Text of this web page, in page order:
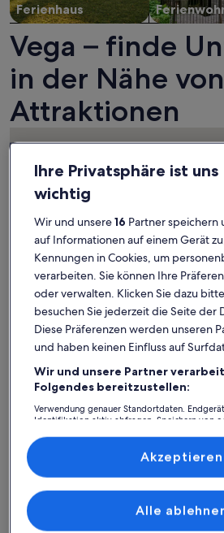
Ferienhaus
Vega – finde
in der Nähe
Attraktionen
Karte
Weitere Informationen zu Vega.
Ihre Privatsphäre ist uns
wichtig
Wir und unsere16 Partner
auf Informationen auf einem Gerät
Kennungen in Cookies, um
verarbeiten. Sie können Ihre
oder verwalten. Klicken Sie dazu
besuchen Sie jederzeit die Seite der
Diese Präferenzen werden unseren
und haben keinen Einfluss auf
Wir und unsere Partner
Folgendes bereitzustellen:
Verwendung genauer Standortdaten.
Identifikation aktiv abfragen. Speichern von
Inhalte, Messung von Werbeleistung und der
Zielgruppenforschung sowie Entwicklung und
Liste der Partner (Lieferanten)
Alle
Akzeptieren